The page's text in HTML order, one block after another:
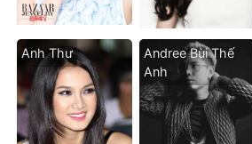
Anh Thư
Andree Bùi Thế
Anh